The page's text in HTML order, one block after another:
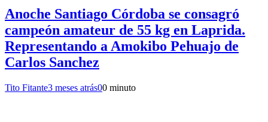
Anoche Santiago Córdoba se consagró
campeón amateur de 55 kg en Laprida.
Representando a Amokibo Pehuajo de
Carlos Sanchez
Tito Fitante3 meses atrás00 minuto